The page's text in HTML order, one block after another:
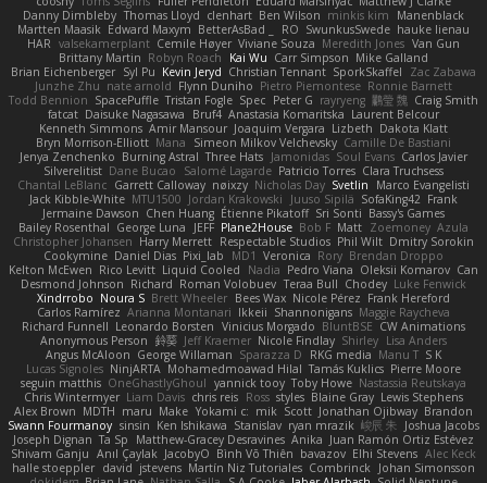
Danny Dimbleby Thomas Lloyd clenhart Ben Wilson minkis kim
Manenblack
Martten Maasik Edward Maxym BetterAsBad _ RO SwunkusSwede hauke lienau
HAR valsekamerplant Cemile Høyer Viviane Souza Meredith Jones Van Gun
Brittany Martin Robyn Roach Kai Wu Carr Simpson Mike Galland
Brian Eichenberger Syl Pu Kevin Jeryd Christian Tennant SporkSkaffel
Zac Zabawa
Junzhe Zhu nate arnold Flynn Duniho Pietro Piemontese Ronnie Barnett
Todd Bennion SpacePuffle Tristan Fogle Spec Peter G rayryeng 鸝瑩 魏 Craig Smith
fatcat Daisuke Nagasawa Bruf4 Anastasia Komaritska Laurent Belcour
Kenneth Simmons Amir Mansour Joaquim Vergara Lizbeth Dakota Klatt
Bryn Morrison-Elliott Mana Simeon Milkov Velchevsky Camille De Bastiani
Jenya Zenchenko Burning Astral Three Hats Jamonidas Soul Evans Carlos Javier
Silverelitist Dane Bucao Salomé Lagarde Patricio Torres Clara Truchsess
Chantal LeBlanc Garrett Calloway nøixzy Nicholas Day Svetlin
Marco Evangelisti
Jack Kibble-White MTU1500 Jordan Krakowski Juuso Sipilä SofaKing42 Frank
Jermaine Dawson Chen Huang Étienne Pikatoff Sri Sonti Bassy's Games
Bailey Rosenthal George Luna JEFF Plane2House Bob F Matt Zoemoney Azula
Christopher Johansen Harry Merrett Respectable Studios Phil Wilt Dmitry Sorokin
Cookymine Daniel Dias Pixi_lab MD1 Veronica Rory Brendan Droppo
Kelton McEwen Rico Levitt Liquid Cooled Nadia Pedro Viana Oleksii Komarov Can
Desmond Johnson Richard Roman Volobuev Teraa Bull Chodey Luke Fenwick
Xindrrobo Noura S Brett Wheeler Bees Wax Nicole Pérez Frank Hereford
Carlos Ramírez Arianna Montanari Ikkeii Shannonigans Maggie Raycheva
Richard Funnell Leonardo Borsten Vinicius Morgado BluntBSE CW Animations
Anonymous Person 鈴葵 Jeff Kraemer Nicole Findlay Shirley Lisa Anders
Angus McAloon George Willaman Sparazza D RKG media Manu T S K
Lucas Signoles NinjARTA Mohamedmoawad Hilal Tamás Kuklics Pierre Moore
seguin matthis OneGhastlyGhoul yannick tooy Toby Howe Nastassia Reutskaya
Chris Wintermyer Liam Davis chris reis Ross styles Blaine Gray Lewis Stephens
Alex Brown MDTH maru Make Yokami c: mik Scott Jonathan Ojibway Brandon
Swann Fourmanoy sinsin Ken Ishikawa Stanislav ryan mrazik 峻辰 朱 Joshua Jacobs
Joseph Dignan Ta Sp Matthew-Gracey Desravines Anika Juan Ramón Ortiz Estévez
Shivam Ganju Anıl Çaylak JacobyO Bình Võ Thiên bavazov Elhi Stevens Alec Keck
halle stoeppler david jstevens Martín Niz Tutoriales Combrinck Johan Simonsson